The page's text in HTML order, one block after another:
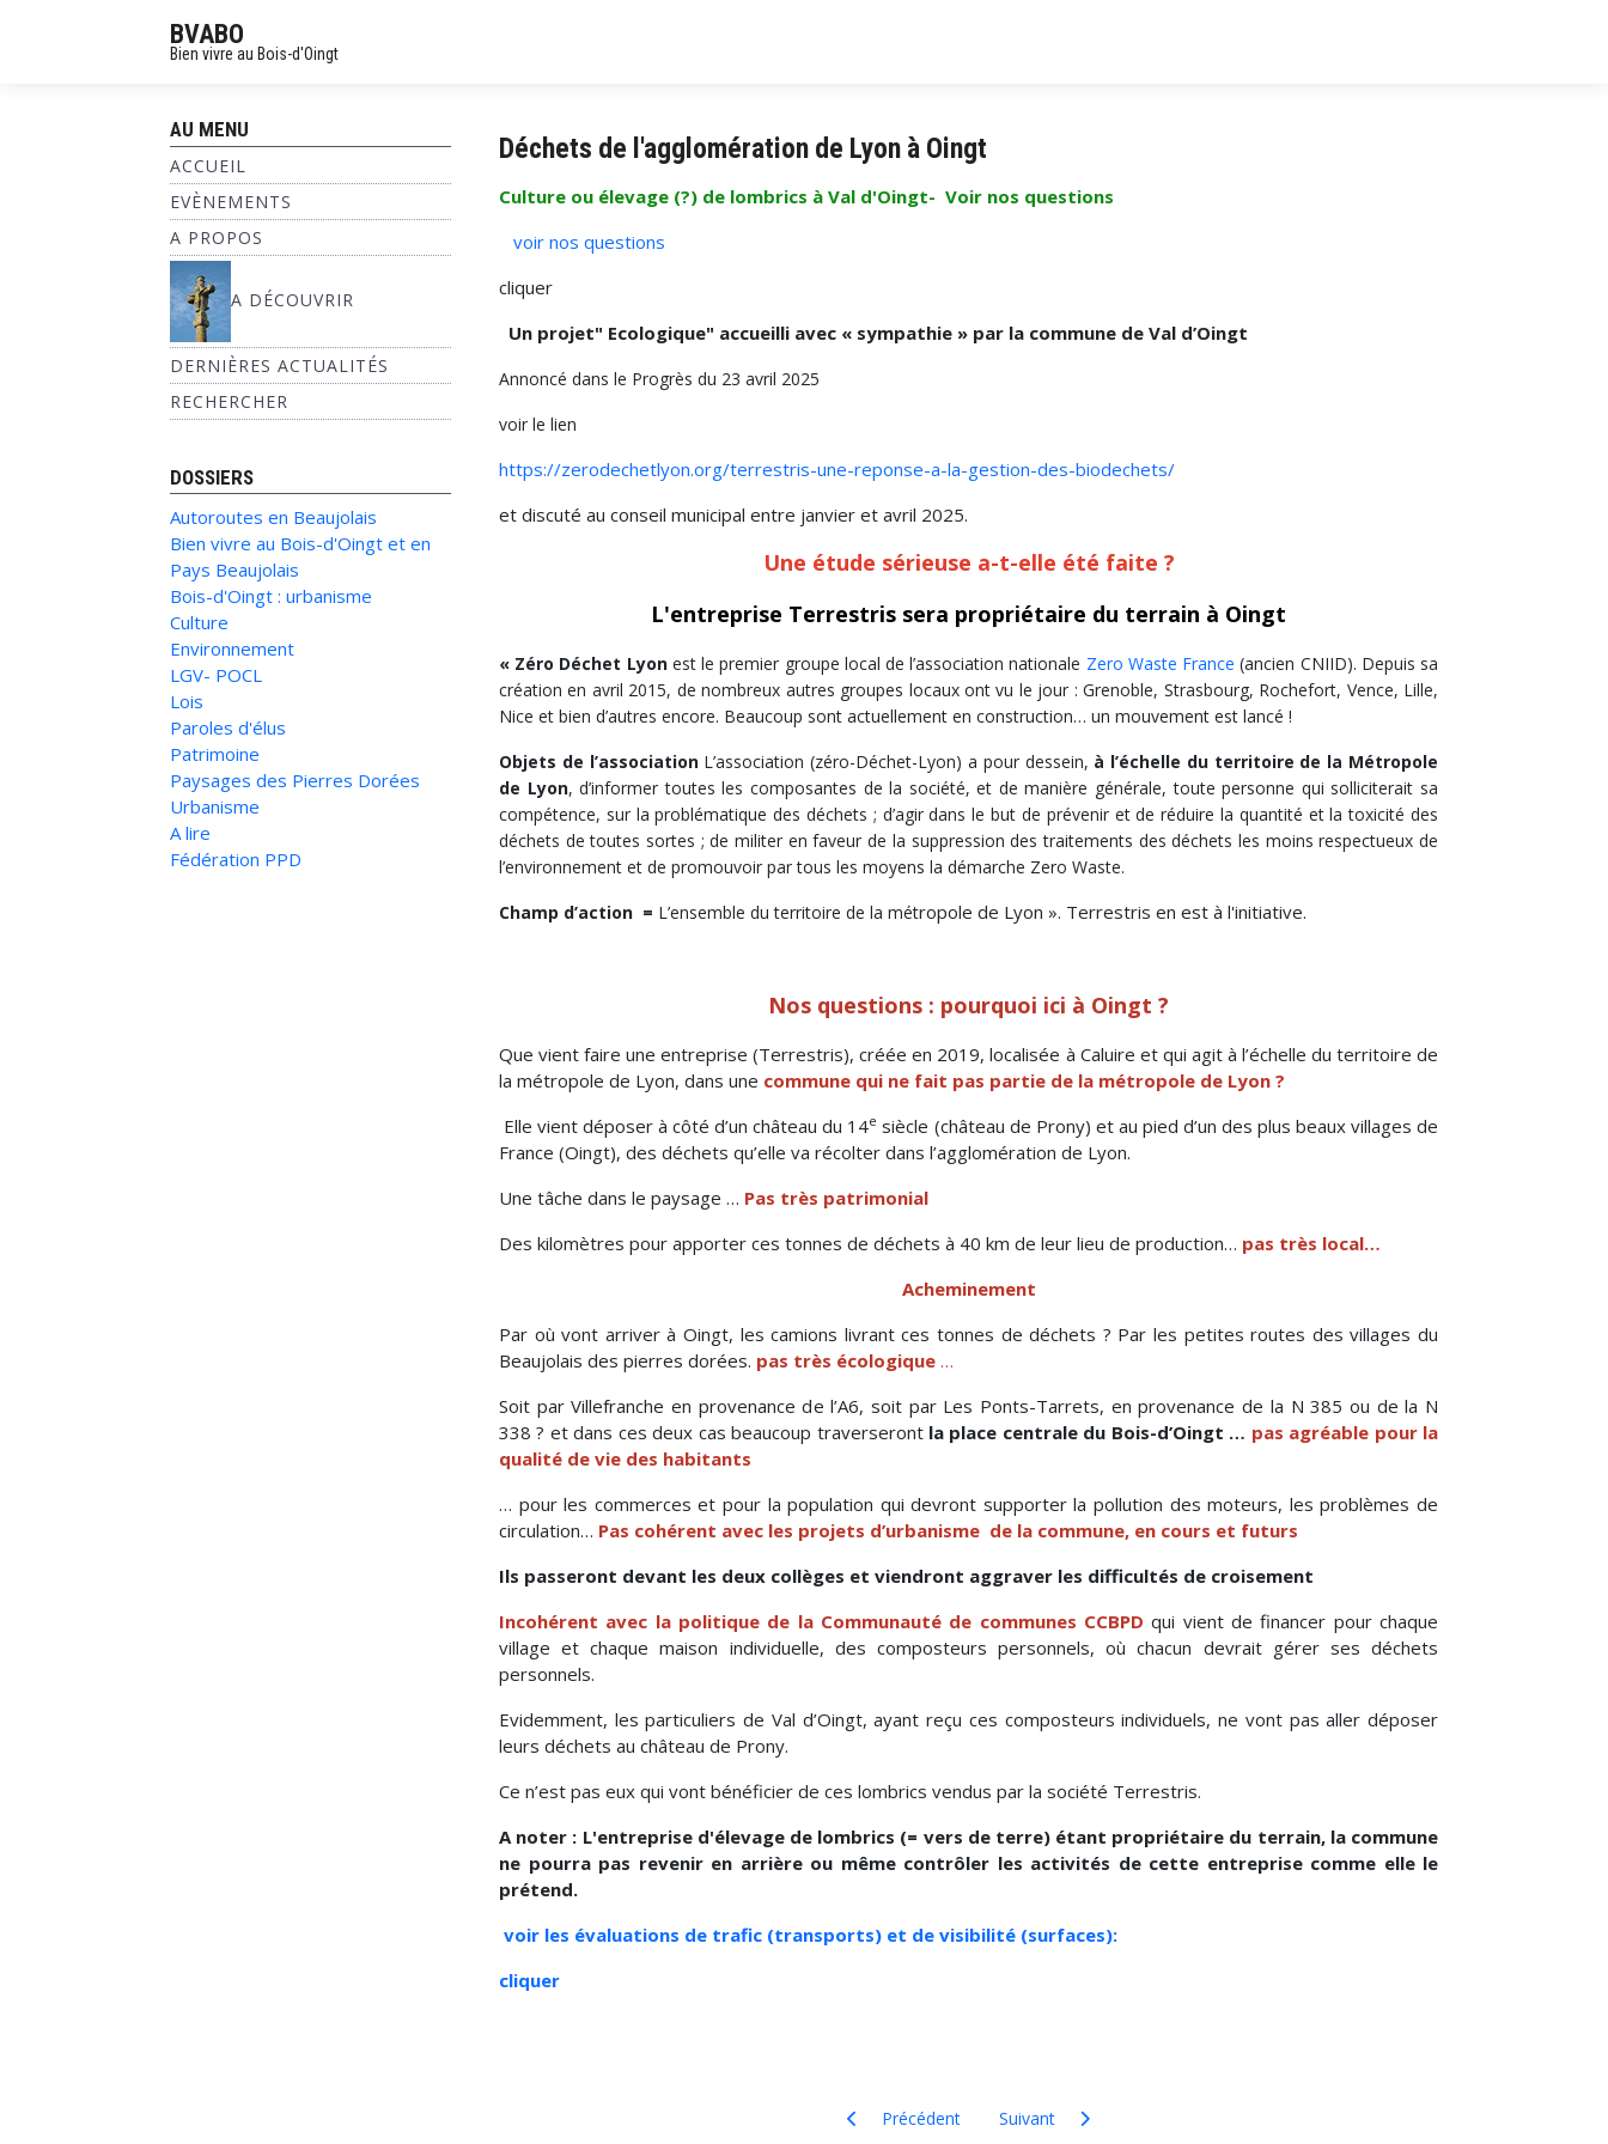
BVABO
Bien vivre au Bois-d'Oingt
AU MENU
ACCUEIL
EVÈNEMENTS
A PROPOS
A DÉCOUVRIR
DERNIÈRES ACTUALITÉS
RECHERCHER
DOSSIERS
Autoroutes en Beaujolais
Bien vivre au Bois-d'Oingt et en
Pays Beaujolais
Bois-d'Oingt : urbanisme
Culture
Environnement
LGV- POCL
Lois
Paroles d'élus
Patrimoine
Paysages des Pierres Dorées
Urbanisme
A lire
Fédération PPD
Déchets de l'agglomération de Lyon à Oingt
Culture ou élevage (?) de lombrics à Val d'Oingt- Voir nos questions
voir nos questions
cliquer
Un projet" Ecologique" accueilli avec « sympathie » par la commune de Val d’Oingt
Annoncé dans le Progrès du 23 avril 2025
voir le lien
https://zerodechetlyon.org/terrestris-une-reponse-a-la-gestion-des-biodechets/
et discuté au conseil municipal entre janvier et avril 2025.
Une étude sérieuse a-t-elle été faite ?
L'entreprise Terrestris sera propriétaire du terrain à Oingt
« Zéro Déchet Lyonest le premier groupe local de l’association nationale Zero Waste France (ancien CNIID). Depuis sa
création en avril 2015, de nombreux autres groupes locaux ont vu le jour : Grenoble, Strasbourg, Rochefort, Vence, Lille,
Nice et bien d’autres encore. Beaucoup sont actuellement en construction… un mouvement est lancé !
Objets de l’association L’association (zéro-Déchet-Lyon) a pour dessein, à l’échelle du territoire de la Métropole
de Lyon, d’informer toutes les composantes de la société, et de manière générale, toute personne qui solliciterait sa
compétence, sur la problématique des déchets ; d’agir dans le but de prévenir et de réduire la quantité et la toxicité des
déchets de toutes sortes ; de militer en faveur de la suppression des traitements des déchets les moins respectueux de
l’environnement et de promouvoir par tous les moyens la démarche Zero Waste.
Champ d’action = L’ensemble du territoire de la métropole de Lyon ». Terrestris en est à l'initiative.
Nos questions : pourquoi ici à Oingt ?
Que vient faire une entreprise (Terrestris), créée en 2019, localisée à Caluire et qui agit à l’échelle du territoire de
la métropole de Lyon, dans une commune qui ne fait pas partie de la métropole de Lyon ?
Elle vient déposer à côté d’un château du 14e siècle (château de Prony) et au pied d’un des plus beaux villages de
France (Oingt), des déchets qu’elle va récolter dans l’agglomération de Lyon.
Une tâche dans le paysage … Pas très patrimonial
Des kilomètres pour apporter ces tonnes de déchets à 40 km de leur lieu de production… pas très local…
Acheminement
Par où vont arriver à Oingt, les camions livrant ces tonnes de déchets ? Par les petites routes des villages du
Beaujolais des pierres dorées. pas très écologique …
Soit par Villefranche en provenance de l’A6, soit par Les Ponts-Tarrets, en provenance de la N 385 ou de la N
338 ? et dans ces deux cas beaucoup traverseront la place centrale du Bois-d’Oingt … pas agréable pour la
qualité de vie des habitants
… pour les commerces et pour la population qui devront supporter la pollution des moteurs, les problèmes de
circulation… Pas cohérent avec les projets d’urbanisme de la commune, en cours et futurs
Ils passeront devant les deux collèges et viendront aggraver les difficultés de croisement
Incohérent avec la politique de la Communauté de communes CCBPDqui vient de financer pour chaque
village et chaque maison individuelle, des composteurs personnels, où chacun devrait gérer ses déchets
personnels.
Evidemment, les particuliers de Val d’Oingt, ayant reçu ces composteurs individuels, ne vont pas aller déposer
leurs déchets au château de Prony.
Ce n’est pas eux qui vont bénéficier de ces lombrics vendus par la société Terrestris.
A noter : L'entreprise d'élevage de lombrics (= vers de terre) étant propriétaire du terrain, la commune
ne pourra pas revenir en arrière ou même contrôler les activités de cette entreprise comme elle le
prétend.
voir les évaluations de trafic (transports) et de visibilité (surfaces):
cliquer
Article précédent : Rémy Dubost
Précédent Article suivant : Médiathèque Bois d'Oingt- projet alternatif 2023
Suivant